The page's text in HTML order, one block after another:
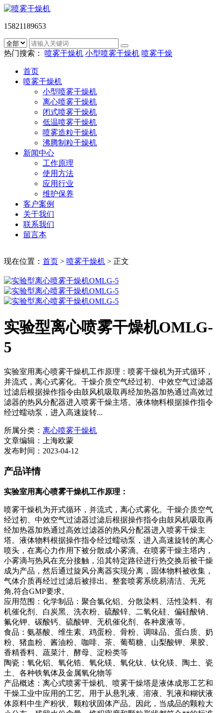
15821189653
热门搜索： 喷雾干燥机 小型喷雾干燥机 喷雾干燥
首页
喷雾干燥机
小型喷雾干燥机
离心喷雾干燥机
闭式喷雾干燥机
低温喷雾干燥机
喷雾造粒干燥机
沸腾制粒干燥机
新闻中心
工作原理
使用方法
应用行业
维护保养
客户案例
关于我们
联系我们
留言本
现在位置： 首页 > 喷雾干燥机 > 正文
实验型离心喷雾干燥机OMLG-
5
实验室用离心喷雾干燥机工作原理：喷雾干燥机为开式循环，
并流式，离心式雾化。干燥介质空气经过初、中效空气过滤器
过滤后根据操作指令由鼓风机吸取再经加热器加热通过高效过
滤器的热风分配器进入喷雾干燥主塔。液体物料根据操作指令
经过蠕动泵，进入高速旋转...
所属分类： 离心喷雾干燥机
文章编辑：上海欧蒙
发布时间：2023-04-12
产品详情
实验室用离心喷雾干燥机工作原理：
喷雾干燥机为开式循环，并流式，离心式雾化。干燥介质空气
经过初、中效空气过滤器过滤后根据操作指令由鼓风机吸取再
经加热器加热通过高效过滤器的热风分配器进入喷雾干燥主
塔。液体物料根据操作指令经过蠕动泵，进入高速旋转的离心
喷头，在离心力作用下被分散成小雾滴。在喷雾干燥主塔内，
小雾滴与热风在充分接触，沿其特定路径进行热交换后被干燥
成为产品，然后通过旋风分离器实现分离，固体物料被收集，
气体介质再经过过滤后被排出。整套喷雾系统易清洁、无死
角,符合GMP要求。
应用范围：化学制品：聚合氯化铝、分散染料、活性染料、有
机催化剂、白炭黑、洗衣粉、硫酸锌、二氧化硅、偏硅酸钠、
氟化钾、碳酸钙、硫酸钾、无机催化剂、各种废液等。
食品：氨基酸、维生素、鸡蛋粉、骨粉、调味品、蛋白质、奶
粉、猪血粉、酱油粉、咖啡、茶、葡萄糖、山梨酸钾、果胶、
香精香料、蔬菜汁、酵母、淀粉类等
陶瓷：氧化铝、氧化锆、氧化镁、氧化钛、钛化镁、陶土、瓷
土、各种铁氧体及金属氧化物等
产品概述：离心式喷雾干燥机、喷雾干燥塔是液体成形工艺和
干燥工业中应用的工艺。用于从悬乳液、溶液、乳液和糊状液
体原料中生产粉状、颗粒状固体产品。因此，当成品的颗粒大